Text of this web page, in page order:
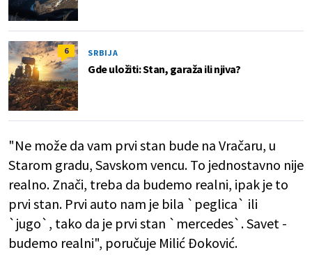
6 SRBIJA
Gde uložiti: Stan, garaža ili njiva?
"Ne može da vam prvi stan bude na Vračaru, u
Starom gradu, Savskom vencu. To jednostavno nije
realno. Znači, treba da budemo realni, ipak je to
prvi stan. Prvi auto nam je bila `peglica` ili
`jugo`, tako da je prvi stan `mercedes`. Savet -
budemo realni", poručuje Milić Đoković.